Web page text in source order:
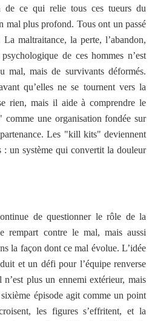
de ce qui relie tous ces tueurs du
plus profond. Tous ont un passé
maltraitance, la perte, l’abandon,
de ces hommes n’est
mal, mais de survivants déformés.
qu’elles ne se tournent vers la
rien, mais il aide à comprendre le
une organisation fondée sur
Les "kill kits" deviennent
: un système qui convertit la douleur
de questionner le rôle de la
rempart contre le mal, mais aussi
la façon dont ce mal évolue. L’idée
et un défi pour l’équipe renverse
plus un ennemi extérieur, mais
épisode agit comme un point
les figures s’effritent, et la